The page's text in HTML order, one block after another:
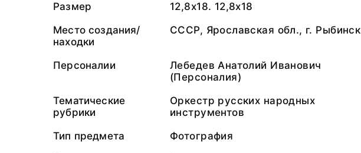
Размер
12,8х18. 12,8х18
Место создания/
находки
СССР, Ярославская обл., г. Рыбинск
Персоналии
Лебедев Анатолий Иванович
(Персоналия)
Тематические
рубрики
Оркестр русских народных
инструментов
Тип предмета
Фотография